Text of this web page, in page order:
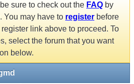
sure to check out the FAQ by
You may have to register before
link above to proceed. To
select the forum that you want
below.